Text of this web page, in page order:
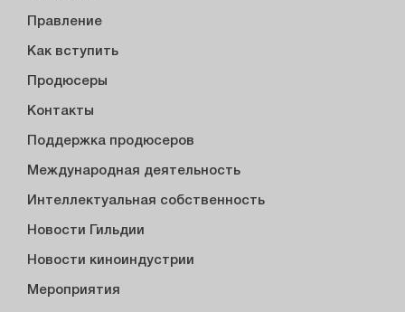
Правление
Как вступить
Продюсеры
Контакты
Поддержка продюсеров
Международная деятельность
Интеллектуальная собственность
Новости Гильдии
Новости киноиндустрии
Мероприятия